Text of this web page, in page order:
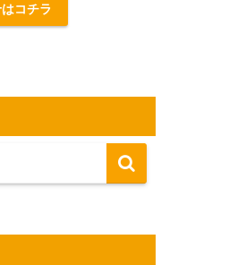
コチラ